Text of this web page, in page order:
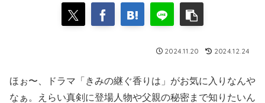
2024.11.20 2024.12.24
ほぉ〜、ドラマ「きみの継ぐ香りは」がお気に入りなんや
なぁ。えらい真剣に登場人物や父親の秘密まで知りたいん